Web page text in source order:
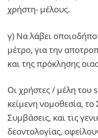
χρήστη- μέλους.
γ) Να λάβει
μέτρο, για την
και της πρόκλησης
Οι χρήστες / μέλη του
κείμενη νομοθεσία, το
Συμβάσεις, και τις
δεοντολογίας,